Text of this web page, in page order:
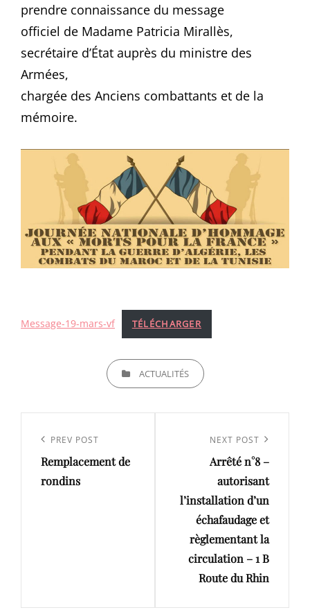
prendre connaissance du message
officiel de Madame Patricia Mirallès,
secrétaire d’État auprès du ministre des
Armées,
chargée des Anciens combattants et de la
mémoire.
Message-19-mars-vf TÉLÉCHARGER
CATEGORIESACTUALITÉS
l’article
Previous
Post
PREV POST
Remplacement de
rondins
NEXT POST
Arrêté n°8 –
autorisant
l’installation d’un
échafaudage et
règlementant la
circulation – 1 B
Route du Rhin